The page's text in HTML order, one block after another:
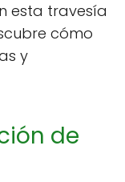
esta travesía
cómo
y
de